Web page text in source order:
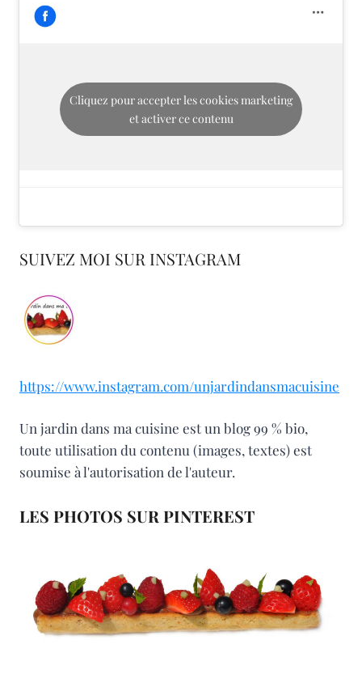
Cliquez pour accepter les cookies marketing
et activer ce contenu
SUIVEZ MOI SUR INSTAGRAM
https://www.instagram.com/unjardindansmacuisine
Un jardin dans ma cuisine est un blog 99 % bio,
toute utilisation du contenu (images, textes) est
soumise à l'autorisation de l'auteur.
LES PHOTOS SUR PINTEREST